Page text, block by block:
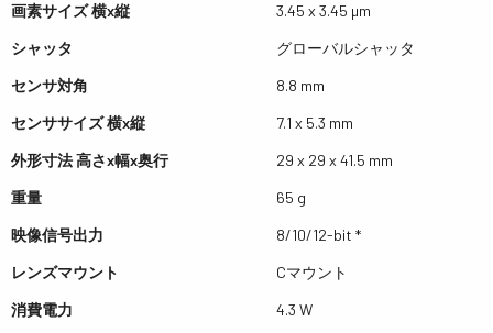
画素サイズ 横x縦
3.45 x 3.45 µm
シャッタ
グローバルシャッタ
センサ対角
8.8 mm
センササイズ 横x縦
7.1 x 5.3 mm
外形寸法 高さx幅x奥行
29 x 29 x 41.5 mm
重量
65 g
映像信号出力
8/10/12-bit *
レンズマウント
Cマウント
消費電力
4.3 W